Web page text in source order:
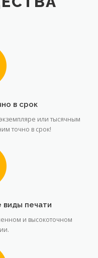
в срок
или тысячным
точно в срок!
печати
и высокоточном